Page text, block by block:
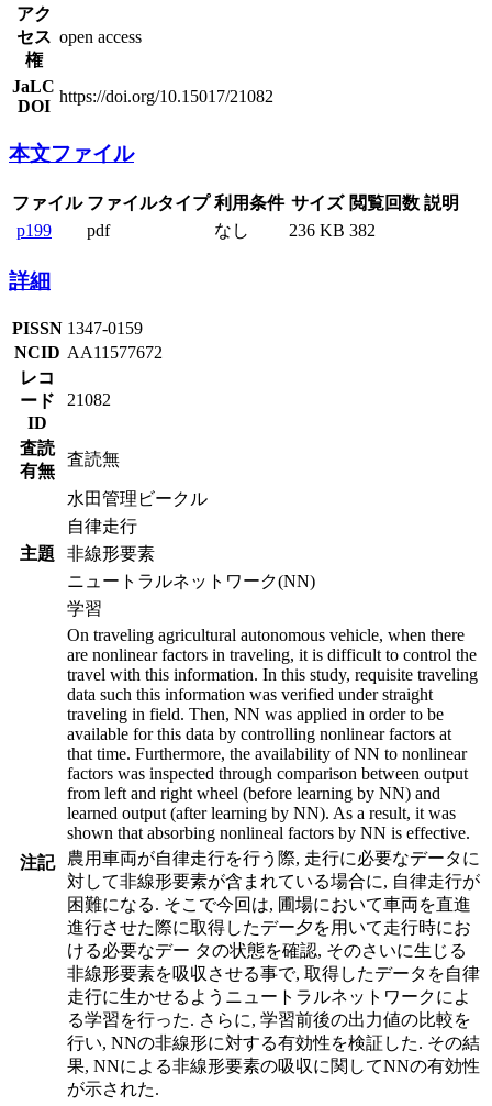
アク
セス
権
open access
JaLC
DOI
https://doi.org/10.15017/21082
本文ファイル
ファイル ファイルタイプ 利用条件 サイズ 閲覧回数 説明
p199
pdf なし 236 KB 382
詳細
PISSN 1347-0159
NCID AA11577672
レコ
ード
ID
21082
査読
有無
査読無
主題
水田管理ビークル
自律走行
非線形要素
ニュートラルネットワーク(NN)
学習
注記
On traveling agricultural autonomous vehicle, when there
are nonlinear factors in traveling, it is difficult to control the
travel with this information. In this study, requisite traveling
data such this information was verified under straight
traveling in field. Then, NN was applied in order to be
available for this data by controlling nonlinear factors at
that time. Furthermore, the availability of NN to nonlinear
factors was inspected through comparison between output
from left and right wheel (before learning by NN) and
learned output (after learning by NN). As a result, it was
shown that absorbing nonlineal factors by NN is effective.
農用車両が自律走行を行う際, 走行に必要なデータに
対して非線形要素が含まれている場合に, 自律走行が
困難になる. そこで今回は, 圃場において車両を直進
進行させた際に取得したデー夕を用いて走行時にお
ける必要なデー タの状態を確認, そのさいに生じる
非線形要素を吸収させる事で, 取得したデータを自律
走行に生かせるようニュートラルネットワークによ
る学習を行った. さらに, 学習前後の出力値の比較を
行い, NNの非線形に対する有効性を検証した. その結
果, NNによる非線形要素の吸収に関してNNの有効性
が示された.